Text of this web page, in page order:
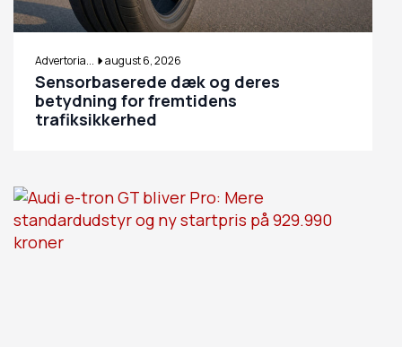
Advertoria... august 6, 2026
Sensorbaserede dæk og deres
betydning for fremtidens
trafiksikkerhed